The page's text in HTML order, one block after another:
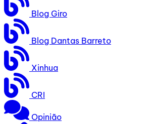
Blog Giro
Blog Dantas Barreto
Xinhua
CRI
Opinião